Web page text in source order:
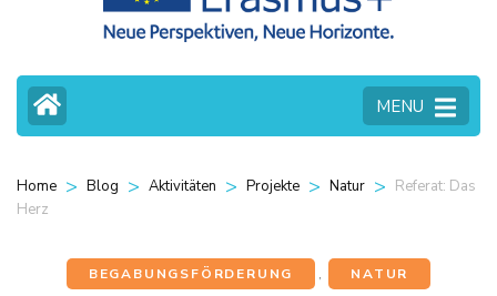
MENU
Home > Blog > Aktivitäten > Projekte > Natur > Referat: Das
Herz
BEGABUNGSFÖRDERUNG , NATUR